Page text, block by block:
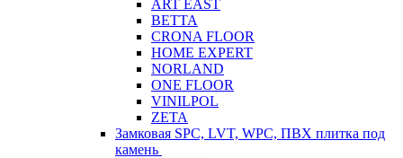
ART EAST
BETTA
CRONA FLOOR
HOME EXPERT
NORLAND
ONE FLOOR
VINILPOL
ZETA
Замковая SPC, LVT, WPC, ПВХ плитка под
камень